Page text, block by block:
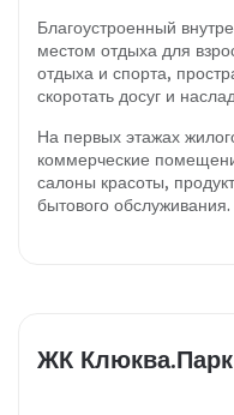
Благоустроенный
местом отдыха для
отдыха и спорта,
скоротать досуг и
На первых этажах
коммерческие
салоны красоты,
бытового обслуживания.
ЖК Клюква.Парк